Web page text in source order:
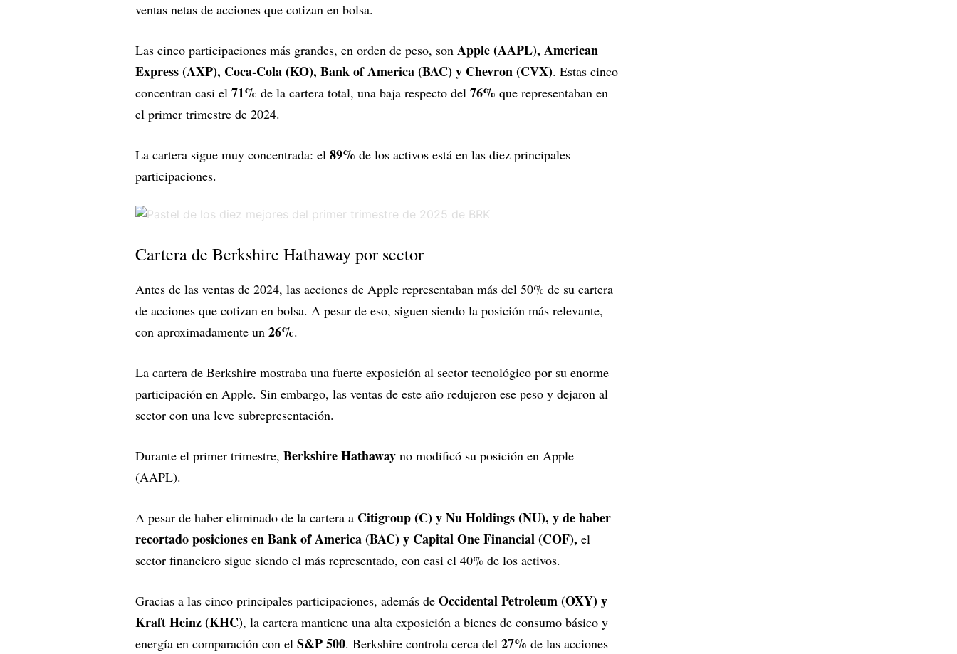
ventas netas de acciones que cotizan en bolsa.
Las cinco participaciones más grandes, en orden de peso, son Apple (AAPL), American
Express (AXP), Coca-Cola (KO), Bank of America (BAC) y Chevron (CVX). Estas cinco
concentran casi el 71% de la cartera total, una baja respecto del 76% que representaban en
el primer trimestre de 2024.
La cartera sigue muy concentrada: el 89% de los activos está en las diez principales
participaciones.
Cartera de Berkshire Hathaway por sector
Antes de las ventas de 2024, las acciones de Apple representaban más del 50% de su cartera
de acciones que cotizan en bolsa. A pesar de eso, siguen siendo la posición más relevante,
con aproximadamente un 26%.
La cartera de Berkshire mostraba una fuerte exposición al sector tecnológico por su enorme
participación en Apple. Sin embargo, las ventas de este año redujeron ese peso y dejaron al
sector con una leve subrepresentación.
Durante el primer trimestre, Berkshire Hathaway no modificó su posición en Apple
(AAPL).
A pesar de haber eliminado de la cartera a Citigroup (C) y Nu Holdings (NU), y de haber
recortado posiciones en Bank of America (BAC) y Capital One Financial (COF), el
sector financiero sigue siendo el más representado, con casi el 40% de los activos.
Gracias a las cinco principales participaciones, además de Occidental Petroleum (OXY) y
Kraft Heinz (KHC), la cartera mantiene una alta exposición a bienes de consumo básico y
energía en comparación con el S&P 500. Berkshire controla cerca del 27% de las acciones